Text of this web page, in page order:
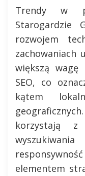
Trendy w
Starogardzie
rozwojem
zachowaniach
większą wagę
SEO, co
kątem
korzystają
elementem